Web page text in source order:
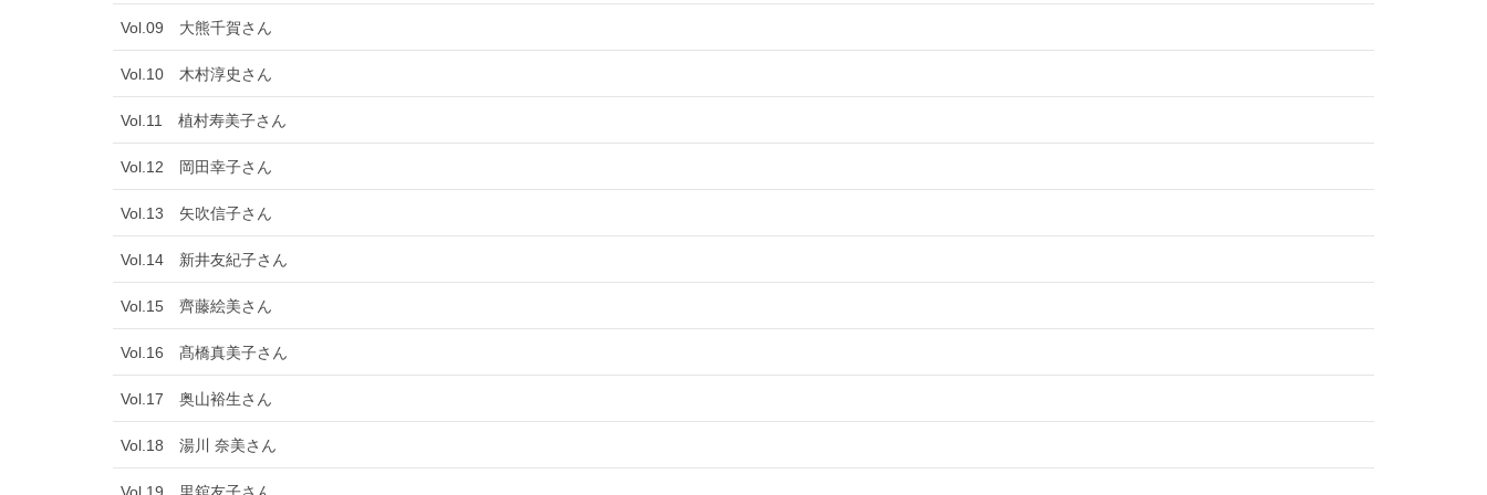
Vol.09 大熊千賀さん
Vol.10 木村淳史さん
Vol.11 植村寿美子さん
Vol.12 岡田幸子さん
Vol.13 矢吹信子さん
Vol.14 新井友紀子さん
Vol.15 齊藤絵美さん
Vol.16 髙橋真美子さん
Vol.17 奥山裕生さん
Vol.18 湯川 奈美さん